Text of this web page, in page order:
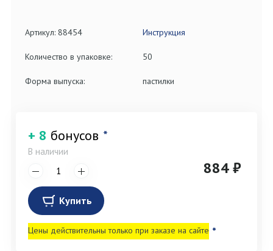
Артикул: 88454 Инструкция
Количество в упаковке: 50
Форма выпуска: пастилки
+ 8 бонусов *
В наличии
884 ₽
Купить
Цены действительны только при заказе на сайте *